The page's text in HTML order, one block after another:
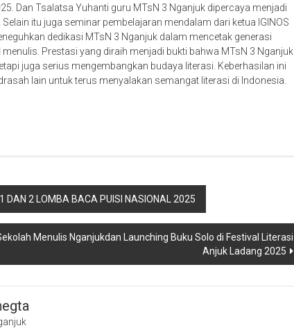
Dan Tsalatsa Yuhanti guru MTsN 3 Nganjuk dipercaya menjadi
itu juga seminar pembelajaran mendalam dari ketua IGINOS
dedikasi MTsN 3 Nganjuk dalam mencetak generasi
Prestasi yang diraih menjadi bukti bahwa MTsN 3 Nganjuk
juga serius mengembangkan budaya literasi. Keberhasilan ini
lain untuk terus menyalakan semangat literasi di Indonesia.
DAN 2 LOMBA BACA PUISI NASIONAL 2025
Menulis Nganjukdan Launching Buku Solo di Festival Literasi
Anjuk Ladang 2025